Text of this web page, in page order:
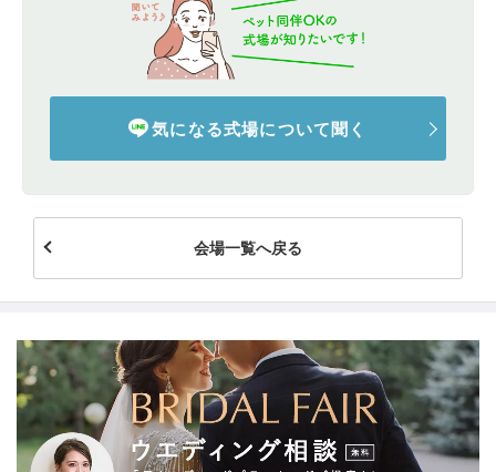
気になる式場について聞く
会場一覧へ戻る